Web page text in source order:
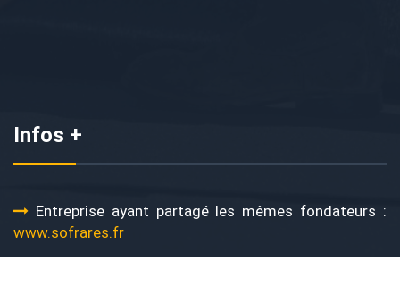
Infos +
Entreprise ayant partagé les mêmes fondateurs :
www.sofrares.fr